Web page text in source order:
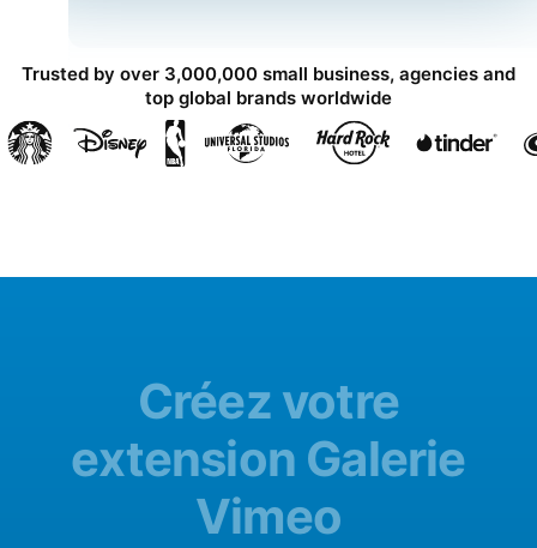
Trusted by over 3,000,000 small business, agencies and
top global brands worldwide
Créez votre
extension Galerie
Vimeo